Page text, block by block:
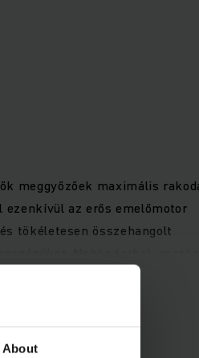
About
meggyőzőek maximális
az erős emelőmotor
tökéletesen összehangolt
biztosít a gép és a kezelő
2 emelőkocsik minimális